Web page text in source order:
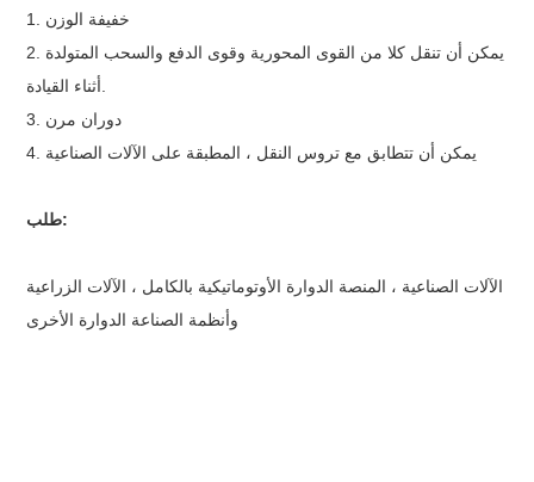
1. خفيفة الوزن
2. يمكن أن تنقل كلا من القوى المحورية وقوى الدفع والسحب المتولدة
3. دوران مرن
4. يمكن أن تتطابق مع تروس النقل ، المطبقة على الآلات الصناعية
طلب:
الآلات الصناعية ، المنصة الدوارة الأوتوماتيكية بالكامل ، الآلات الزراعية
وأنظمة الصناعة الدوارة الأخرى